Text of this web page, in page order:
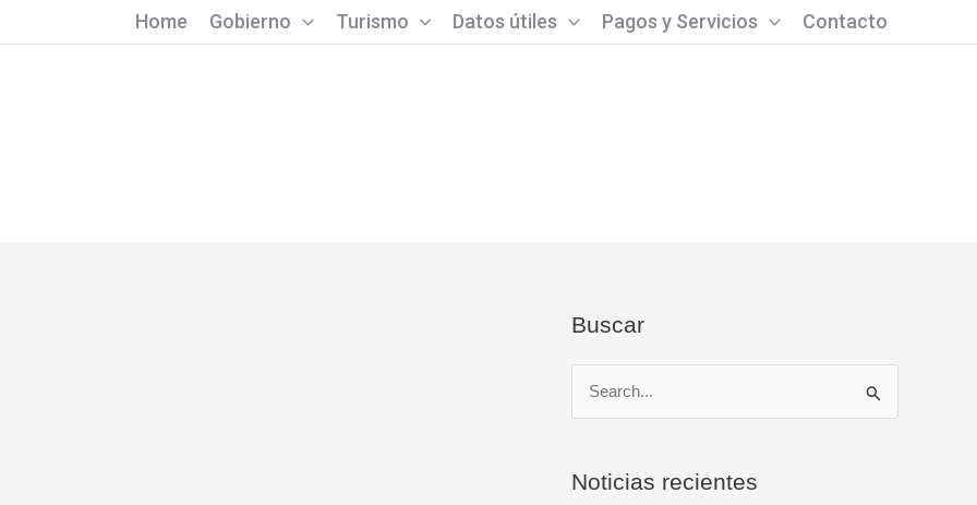
Home Gobierno Turismo Datos útiles Pagos y Servicios Contacto
Buscar
c
Noticias recientes